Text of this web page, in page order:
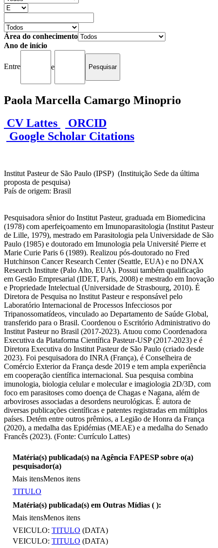
Área do conhecimento
Ano de início
Entre e
Paola Marcella Camargo Minoprio
CV Lattes
ORCID
Google Scholar Citations
Institut Pasteur de São Paulo (IPSP) (Instituição Sede da última
proposta de pesquisa)
País de origem: Brasil
Pesquisadora sênior do Institut Pasteur, graduada em Biomedicina
(1978) com aperfeiçoamento em Imunoparasitologia (Institut Pasteur
de Lille, 1979), mestrado em Parasitologia pela Universidade de São
Paulo (1985) e doutorado em Imunologia pela Université Pierre et
Marie Curie Paris 6 (1989). Realizou pós-doutorado no Fred
Hutchinson Cancer Research Center (Seattle, EUA) e no DNAX
Research Institute (Palo Alto, EUA). Possui também qualificação
em Gestão Empresarial (IDET, Paris, 2008) e mestrado em Inovação
e Propriedade Intelectual (Universidade de Strasbourg, 2010). É
Diretora de Pesquisa no Institut Pasteur e responsável pelo
Laboratório Internacional de Processos Infecciosos por
Tripanossomatídeos, vinculado ao Departamento de Saúde Global,
transferido para o Brasil. Coordenou o Escritório Administrativo do
Institut Pasteur no Brasil (2017-2023). Atuou como Coordenadora
Executiva da Plataforma Científica Pasteur-USP (2017-2023) e é
Diretora Executiva do Institut Pasteur de São Paulo (criado desde
2023). Foi pesquisadora do INRA (França), é Conselheira de
Comércio Exterior da França desde 2019 e tem ampla experiência
em cooperação científica internacional. Sua pesquisa combina
imunologia, biologia celular e molecular e imagiologia 2D/3D, com
foco em parasitoses como doença de Chagas e Nagana, além de
arboviroses associadas a desordens neurológicas. É autora de
diversas publicações científicas e patentes registradas em múltiplos
países. Detém entre outros prêmios, a Legião de Honra da França
(2020), a medalha das Epidémias (MEAE) e a medalha do Senado
Francês (2023). (Fonte: Currículo Lattes)
Matéria(s) publicada(s) na Agência FAPESP sobre o(a)
pesquisador(a)
Mais itensMenos itens
TITULO
Matéria(s) publicada(s) em Outras Mídias ( ):
Mais itensMenos itens
VEICULO: TITULO (DATA)
VEICULO: TITULO (DATA)